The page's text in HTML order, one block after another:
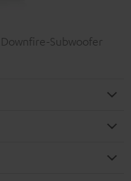
Subwoofer